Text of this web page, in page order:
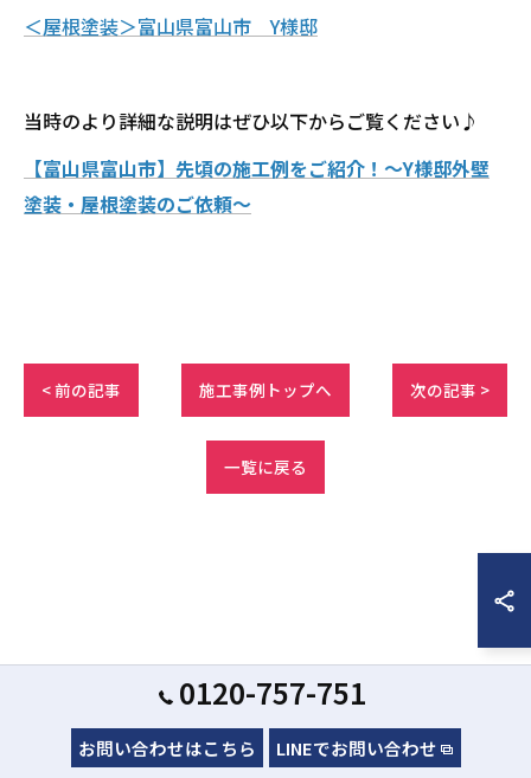
＜屋根塗装＞富山県富山市 Y様邸
当時のより詳細な説明はぜひ以下からご覧ください♪
【富山県富山市】先頃の施工例をご紹介！～Y様邸外壁
塗装・屋根塗装のご依頼～
< 前の記事 施工事例トップへ 次の記事 >
一覧に戻る
0120-757-751
お問い合わせはこちら LINEでお問い合わせ